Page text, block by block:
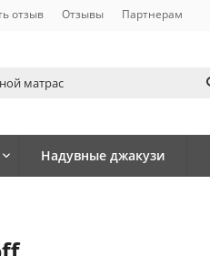
отзыв Отзывы Партнерам
Надувные джакузи